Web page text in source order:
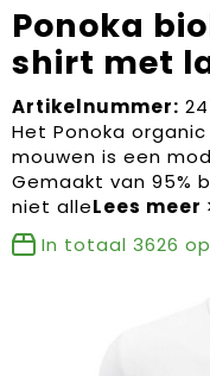
Sportkleding
Werkkleding
Kleding en
Tassen
Carnaval
Dag van de Zorg
Kerstartikelen
Kerstpakketten
Contact
Blogs
Ponoka
shirt met
Artikelnummer:
Het Ponoka
mouwen is een
Gemaakt van 95%
niet alle
In totaal 3626